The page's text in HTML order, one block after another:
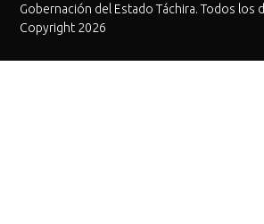
Gobernación del Estado Táchira. Todos los
Copyright 2026